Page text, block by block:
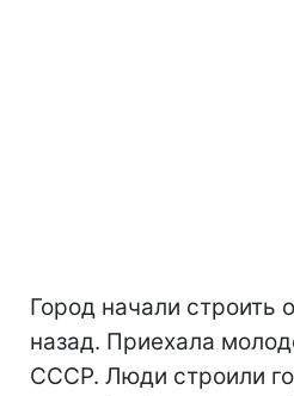
Город начали строить
назад. Приехала
СССР. Люди строили